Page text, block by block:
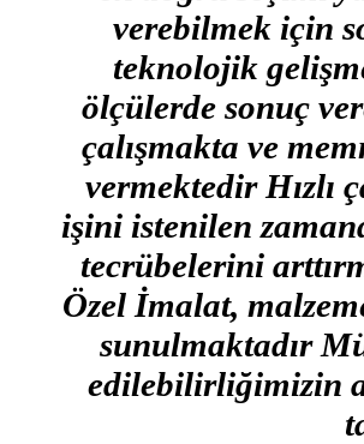
verebilmek için
teknolojik
ölçülerde sonuç
çalışmakta ve
vermektedir Hızlı
işini istenilen
tecrübelerini
Özel İmalat,
sunulmaktadır
edilebilirliğimizin